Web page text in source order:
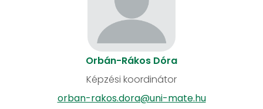
Orbán-Rákos Dóra
Képzési koordinátor
orban-rakos.dora@uni-mate.hu